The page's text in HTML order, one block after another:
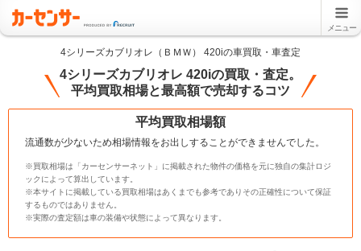
メニュー
4シリーズカブリオレ（ＢＭＷ） 420iの車買取・車査定
4シリーズカブリオレ 420iの買取・査定。
平均買取相場と最高額で売却するコツ
平均買取相場額
流通数が少ないため相場情報をお出しすることができませんでした。
※買取相場は「カーセンサーネット」に掲載された物件の価格を元に独自の集計ロジ
ックによって算出しています。
※本サイトに掲載している買取相場はあくまでも参考でありその正確性について保証
するものではありません。
※実際の査定額は車の装備や状態によって異なります。